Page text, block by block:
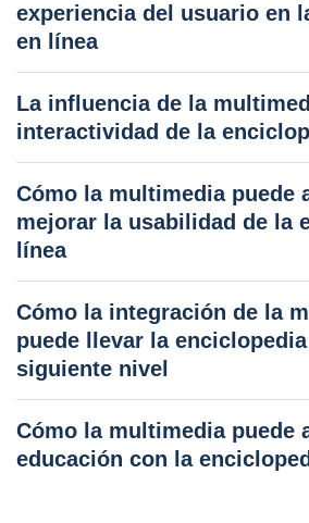
experiencia del usuario en
en línea
La influencia de la
interactividad de la
Cómo la multimedia puede
mejorar la usabilidad de la
línea
Cómo la integración de la
puede llevar la
siguiente nivel
Cómo la multimedia puede
educación con la